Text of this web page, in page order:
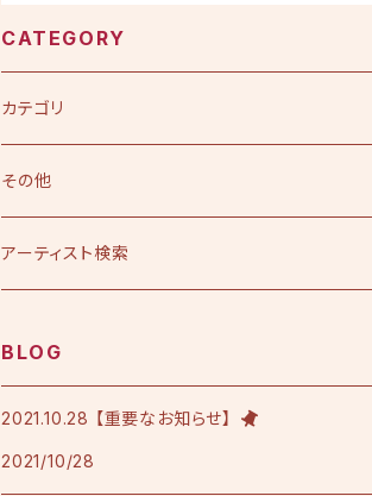
CATEGORY
カテゴリ
CD
シングル
限定版
DVD
アルバム
フレンチテリースタジャン
カラオケノート
その他
その他
アーティスト検索
加宮佑唏
BLOG
2021.10.28 【重要なお知らせ】
2021/10/28